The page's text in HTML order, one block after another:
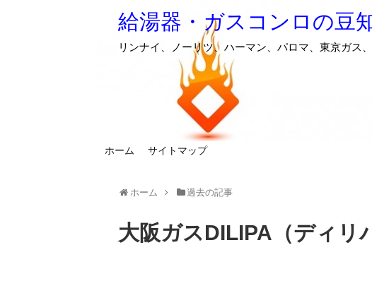
給湯器・ガスコンロの豆
リンナイ、ノーリツ、ハーマン、パロマ、東京ガス
ホーム サイトマップ
ホーム 過去の記事
大阪ガスDILIPA（ディリ